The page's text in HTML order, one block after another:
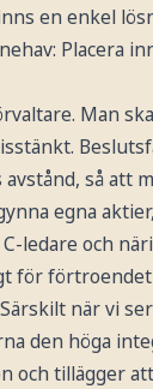
en enkel
Placera
Man
avstånd, så att
egna
ledare och
för förtroendet
när vi
den höga
och tillägger